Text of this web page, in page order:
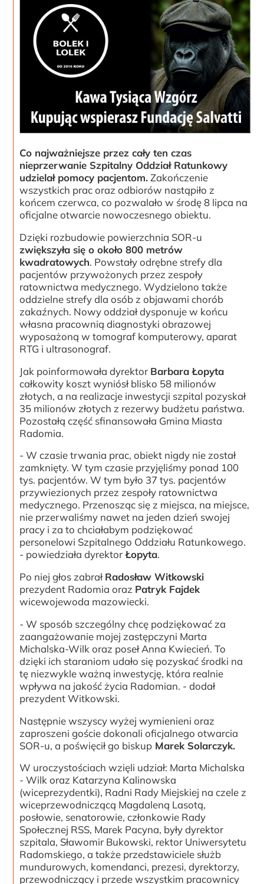
Co najważniejsze przez cały ten czas
nieprzerwanie Szpitalny Oddział Ratunkowy
udzielał pomocy pacjentom.Zakończenie
wszystkich prac oraz odbiorów nastąpiło z
końcem czerwca, co pozwalało w środę 8 lipca na
oficjalne otwarcie nowoczesnego obiektu.
Dzięki rozbudowie powierzchnia SOR-u
zwiększyła się o około 800 metrów
kwadratowych. Powstały odrębne strefy dla
pacjentów przywożonych przez zespoły
ratownictwa medycznego. Wydzielono także
oddzielne strefy dla osób z objawami chorób
zakaźnych. Nowy oddział dysponuje w końcu
własna pracownią diagnostyki obrazowej
wyposażoną w tomograf komputerowy, aparat
RTG i ultrasonograf.
Jak poinformowała dyrektor Barbara Łopyta
całkowity koszt wyniósł blisko 58 milionów
złotych, a na realizacje inwestycji szpital pozyskał
35 milionów złotych z rezerwy budżetu państwa.
Pozostałą część sfinansowała Gmina Miasta
Radomia.
- W czasie trwania prac, obiekt nigdy nie został
zamknięty. W tym czasie przyjęliśmy ponad 100
tys. pacjentów. W tym było 37 tys. pacjentów
przywiezionych przez zespoły ratownictwa
medycznego. Przenosząc się z miejsca, na miejsce,
nie przerwaliśmy nawet na jeden dzień swojej
pracy i za to chciałabym podziękować
personelowi Szpitalnego Oddziału Ratunkowego.
- powiedziała dyrektorŁopyta.
Po niej głos zabrałRadosław Witkowski
prezydent Radomia oraz Patryk Fajdek
wicewojewoda mazowiecki.
- W sposób szczególny chcę podziękować za
zaangażowanie mojej zastępczyni Marta
Michalska-Wilk oraz poseł Anna Kwiecień. To
dzięki ich staraniom udało się pozyskać środki na
tę niezwykle ważną inwestycję, która realnie
wpływa na jakość życia Radomian. - dodał
prezydent Witkowski.
Następnie wszyscy wyżej wymienieni oraz
zaproszeni goście dokonali oficjalnego otwarcia
SOR-u, a poświęcił go biskup Marek Solarczyk.
W uroczystościach wzięli udział: Marta Michalska
- Wilk oraz Katarzyna Kalinowska
(wiceprezydentki), Radni Rady Miejskiej na czele z
wiceprzewodniczącą Magdaleną Lasotą,
posłowie, senatorowie, członkowie Rady
Społecznej RSS, Marek Pacyna, były dyrektor
szpitala, Sławomir Bukowski, rektor Uniwersytetu
Radomskiego, a także przedstawiciele służb
mundurowych, komendanci, prezesi, dyrektorzy,
przewodniczący i przede wszystkim pracownicy